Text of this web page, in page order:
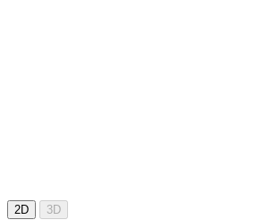
2D 3D